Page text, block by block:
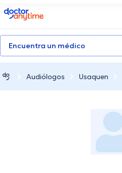
doctoranytime
Encuentra un médico
Audiólogos Usaquen